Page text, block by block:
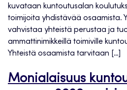
kuvataan kuntoutusalan
toimijoita yhdistävää osaamista.
vahvistaa yhteistä perustaa ja
ammattinimikkeillä toimiville
Yhteistä osaamista tarvitaan […]
Monialaisuus